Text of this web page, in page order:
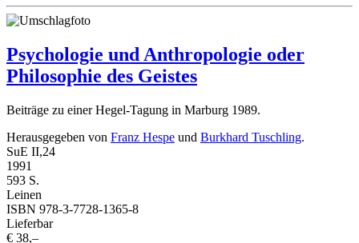
Psychologie und Anthropologie oder
Philosophie des Geistes
Beiträge zu einer Hegel-Tagung in Marburg 1989.
Herausgegeben von Franz Hespe und Burkhard Tuschling.
SuE II,24
1991
593 S.
Leinen
ISBN 978-3-7728-1365-8
Lieferbar
€ 38,–